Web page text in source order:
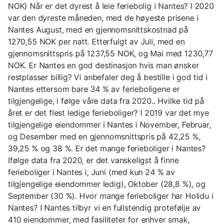
NOK) Når er det dyrest å leie feriebolig i Nantes? I 2020
var den dyreste måneden, med de høyeste prisene i
Nantes August, med en gjennomsnittskostnad på
1270,55 NOK per natt. Etterfulgt av Juli, med en
gjennomsnittspris på 1237,55 NOK, og Mai med 1230,77
NOK. Er Nantes en god destinasjon hvis man ønsker
restplasser billig? Vi anbefaler deg å bestille i god tid i
Nantes ettersom bare 34 % av ferieboligene er
tilgjengelige, i følge våre data fra 2020.. Hvilke tid på
året er det flest ledige ferieboliger? I 2019 var det mye
tilgjengelige eiendommer i Nantes i November, Februar,
og Desember med en gjennomsnittspris på 42,25 %,
39,25 % og 38 %. Er det mange ferieboliger i Nantes?
Ifølge data fra 2020, er det vanskeligst å finne
ferieboliger i Nantes i, Juni (med kun 24 % av
tilgjengelige eiendommer ledig), Oktober (28,8 %), og
September (30 %). Hvor mange ferieboliger har Holidu i
Nantes? I Nantes tilbyr vi en fullstendig protefølje av
410 eiendommer, med fasiliteter for enhver smak,